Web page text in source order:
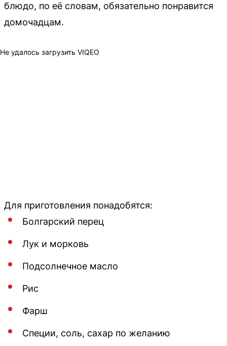
блюдо, по её словам, обязательно понравится
домочадцам.
Не удалось загрузить VIQEO
Для приготовления понадобятся:
Болгарский перец
Лук и морковь
Подсолнечное масло
Рис
Фарш
Специи, соль, сахар по желанию